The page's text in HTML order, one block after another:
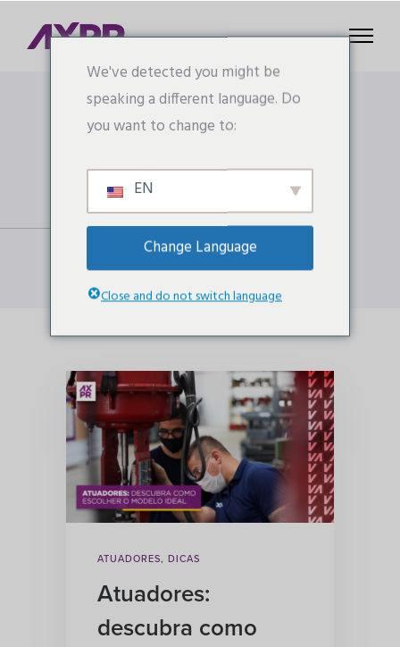
Atuadores
Home/ Atuadores
ATUADORES, DICAS
Atuadores:
descubra como
We've detected you might be
speaking a different language. Do
you want to change to:
EN
Change Language
Close and do not switch language